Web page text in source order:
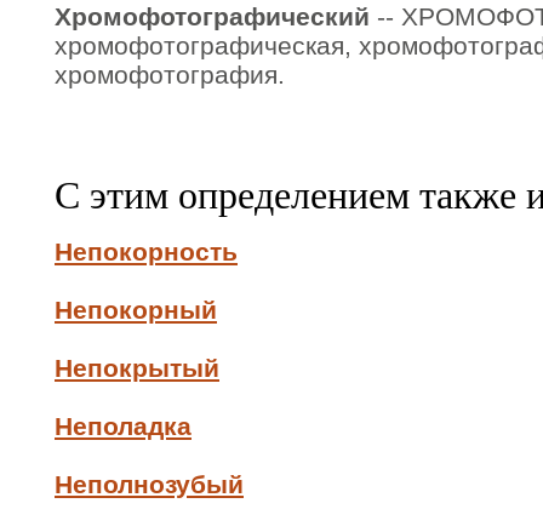
Хромофотографический --
хромофотографическая,
хромофотография.
С этим определением также
Непокорность
Непокорный
Непокрытый
Неполадка
Неполнозубый